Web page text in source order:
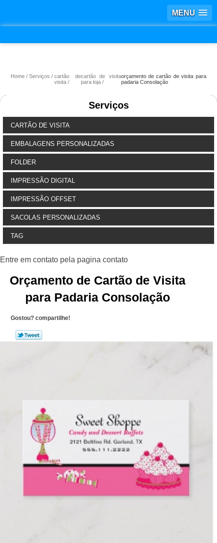
MENU
Home Serviços
cartão de
visita
cartão de visita
para loja
orçamento de cartão de visita para
padaria Consolação
Serviços
CARTÃO DE VISITA
EMBALAGENS PERSONALIZADAS
FOLDER
IMPRESSÃO DIGITAL
IMPRESSÃO OFFSET
SACOLAS PERSONALIZADAS
TAG
Orçamento de Cartão de Visita
para Padaria Consolação
Gostou? compartilhe!